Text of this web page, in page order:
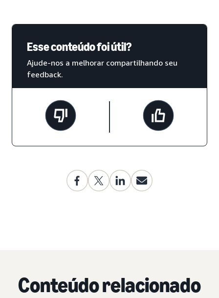
Esse conteúdo foi útil?
Ajude-nos a melhorar compartilhando seu
feedback.
Conteúdo relacionado